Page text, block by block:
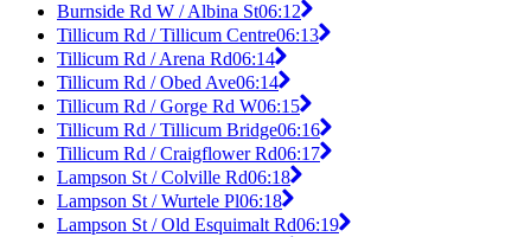
Burnside Rd W / Albina St06:12
Tillicum Rd / Tillicum Centre06:13
Tillicum Rd / Arena Rd06:14
Tillicum Rd / Obed Ave06:14
Tillicum Rd / Gorge Rd W06:15
Tillicum Rd / Tillicum Bridge06:16
Tillicum Rd / Craigflower Rd06:17
Lampson St / Colville Rd06:18
Lampson St / Wurtele Pl06:18
Lampson St / Old Esquimalt Rd06:19